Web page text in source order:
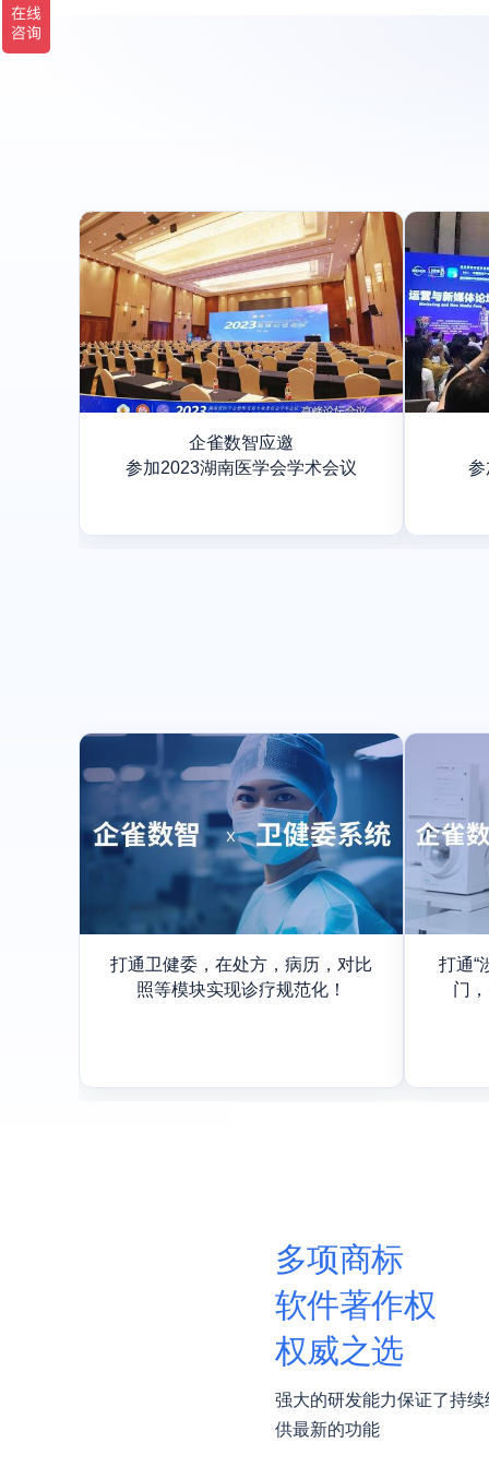
企雀数智应邀
参加2023湖南医学会学术会议
参
打通卫健委，在处方，病历，对比
照等模块实现诊疗规范化！
打通“
门
多项商标
软件著作权
权威之选
强大的研发能力保证了持续
供最新的功能